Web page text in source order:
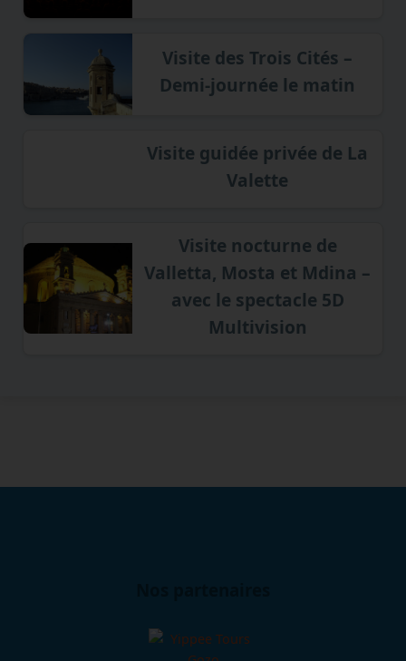
Visite des Trois Cités –
Demi-journée le matin
Visite guidée privée de La
Valette
Visite nocturne de
Valletta, Mosta et Mdina –
avec le spectacle 5D
Multivision